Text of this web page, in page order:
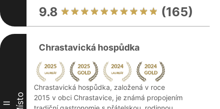
9.8 (165)
II Místo
Chrastavická hospůdka
Chrastavická hospůdka, založená v roce
2015 v obci Chrastavice, je známá propojením